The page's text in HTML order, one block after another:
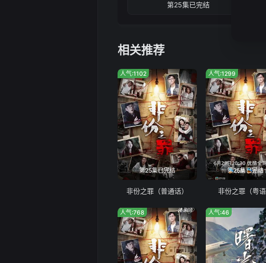
第25集已完结
相关推荐
第25集已完结
人气:1102
非份之罪（普通话）
第25集已完结
人气:1299
非份之罪（粤语
人气:768 人气:46